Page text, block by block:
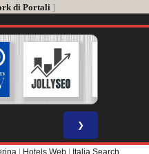
di Portali]
❯
Hotels Web Italia Search